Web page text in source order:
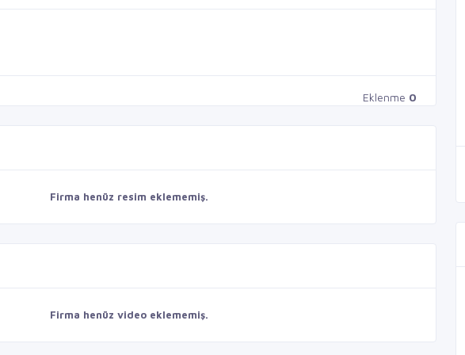
Eklenme 0
Firma henüz resim eklememiş.
Firma henüz video eklememiş.